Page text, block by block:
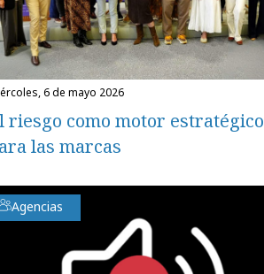
6 de mayo 2026
riesgo como motor estratégico
las marcas
Agencias